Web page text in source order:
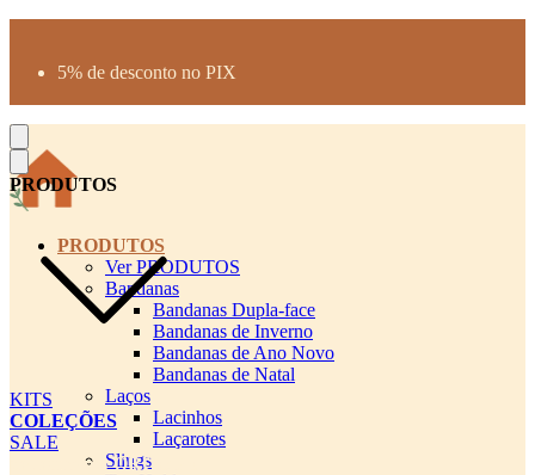
5% de desconto no PIX
PRODUTOS
KITS
COLEÇÕES
SALE
cadastro pet QRCODE
PRODUTOS
Ver PRODUTOS
Bandanas
Bandanas Dupla-face
Bandanas de Inverno
Bandanas de Ano Novo
Bandanas de Natal
Laços
Lacinhos
Laçarotes
Slings